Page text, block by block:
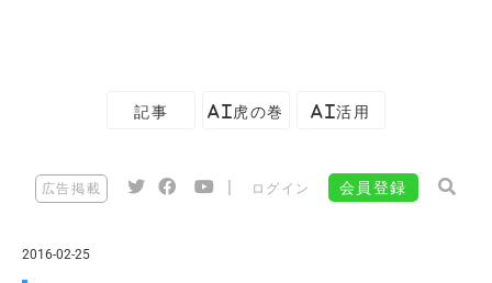
記事 AI虎の巻 AI活用
広告掲載 ログイン 会員登録
2016-02-25